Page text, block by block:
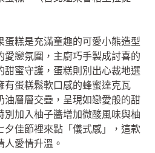
蛋糕是充滿童趣的可愛小熊造型
愛戀氛圍，主廚巧手製成討喜的
甜蜜守護，蛋糕則別出心裁地選
有蛋糕鬆軟口感的蜂蜜達克瓦
油層層交疊，呈現如戀愛般的甜
別加入柚子醬增加微酸風味與柚
夕佳節裡來點「儀式感」，這款
人愛情升溫。